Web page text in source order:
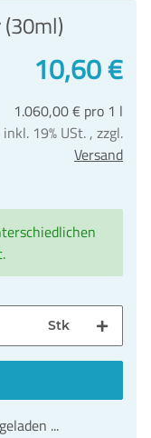
10,60 €
1.060,00 € pro 1 l
inkl. 19% USt. , zzgl.
Versand
Stk
...